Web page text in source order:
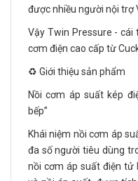
được nhiều người nội trợ
Vậy Twin Pressure -
cơm điện cao cấp từ
♻️ Giới thiệu sản phẩm
Nồi cơm áp suất kép
bếp”
Khái niệm nồi cơm áp
đa số người tiêu dùng
nồi cơm áp suất điện tử